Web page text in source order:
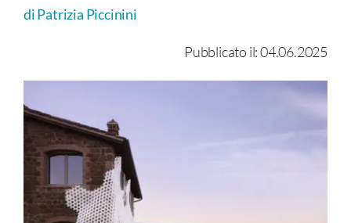
di Patrizia Piccinini
Pubblicato il: 04.06.2025